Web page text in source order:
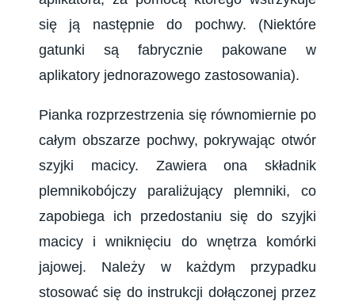
się ją następnie do pochwy. (Niektóre
gatunki są fabrycznie pakowane w
aplikatory jednorazowego zastosowania).
Pianka rozprzestrzenia się równomiernie po
całym obszarze pochwy, pokrywając otwór
szyjki macicy. Zawiera ona składnik
plemnikobójczy paraliżujący plemniki, co
zapobiega ich przedostaniu się do szyjki
macicy i wniknięciu do wnętrza komórki
jajowej. Należy w każdym przypadku
stosować się do instrukcji dołączonej przez